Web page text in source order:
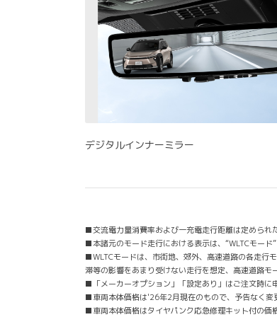
デジタルインナーミラー
■交流電力量消費率および一充電走行距離は定められ
■本諸元のモード走行における表示は、“WLTCモード”
■WLTCモードは、市街地、郊外、高速道路の各走行
滞等の影響をあまり受けない走行を想定、高速道路モ
■「メーカーオプション」「設定あり」はご注文時に
■車両本体価格は'26年2月現在のもので、予告なく変
■車両本体価格はタイヤパンク応急修理キット付の価